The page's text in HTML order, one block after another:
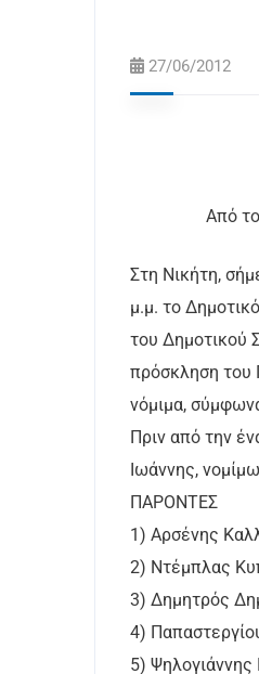
27/06/2012
Από
Στη Νικήτη,
μ.μ. το
του Δημοτικού
πρόσκληση του
νόμιμα,
Πριν από την
Ιωάννης,
1) Αρσένης
2) Ντέμπλας
3) Δημητρός
4)
5)